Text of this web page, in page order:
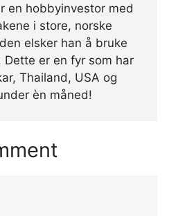
en hobbyinvestor med
i store, norske
elsker han å bruke
Dette er en fyr som har
Thailand, USA og
èn måned!